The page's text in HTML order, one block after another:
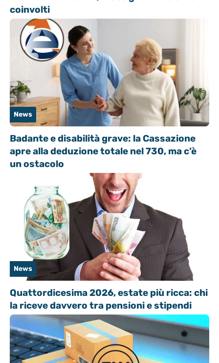
coinvolti
News
Badante e disabilità grave: la Cassazione
apre alla deduzione totale nel 730, ma c’è
un ostacolo
News
Quattordicesima 2026, estate più ricca: chi
la riceve davvero tra pensioni e stipendi